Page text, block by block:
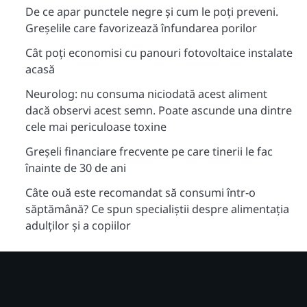
De ce apar punctele negre și cum le poți preveni.
Greșelile care favorizează înfundarea porilor
Cât poți economisi cu panouri fotovoltaice instalate
acasă
Neurolog: nu consuma niciodată acest aliment
dacă observi acest semn. Poate ascunde una dintre
cele mai periculoase toxine
Greșeli financiare frecvente pe care tinerii le fac
înainte de 30 de ani
Câte ouă este recomandat să consumi într-o
săptămână? Ce spun specialiștii despre alimentația
adulților și a copiilor